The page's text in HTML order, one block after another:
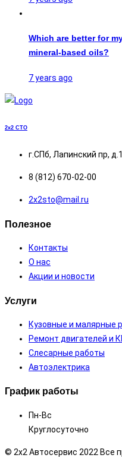
Which are better for
mineral-based oils?
7 years ago
2x2 СТО
г.СПб, Лапинский пр, д.1
8 (812) 670-02-00
2х2sto@mail.ru
Полезное
Контакты
О нас
Акции и новости
Услуги
Кузовные и малярные
Ремонт двигателей и
Слесарные работы
Автоэлектрика
График работы
Пн-Вс
Круглосуточно
© 2x2 Автосервис 2022 Все